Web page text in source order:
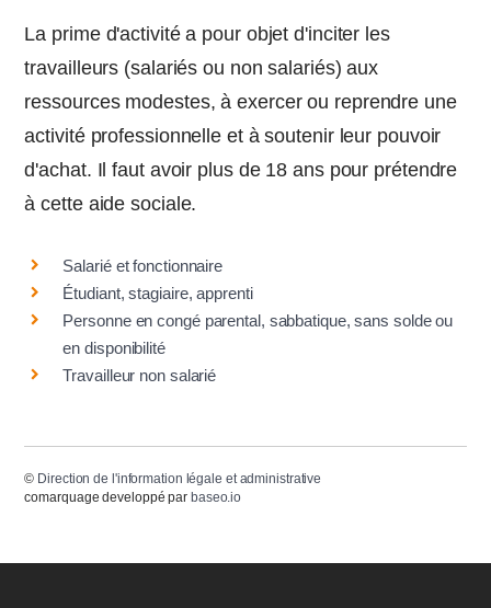
La prime d'activité a pour objet d'inciter les
travailleurs (salariés ou non salariés) aux
ressources modestes, à exercer ou reprendre une
activité professionnelle et à soutenir leur pouvoir
d'achat. Il faut avoir plus de 18 ans pour prétendre
à cette aide sociale.
Salarié et fonctionnaire
Étudiant, stagiaire, apprenti
Personne en congé parental, sabbatique, sans solde ou
en disponibilité
Travailleur non salarié
© Direction de l'information légale et administrative
comarquage developpé par baseo.io